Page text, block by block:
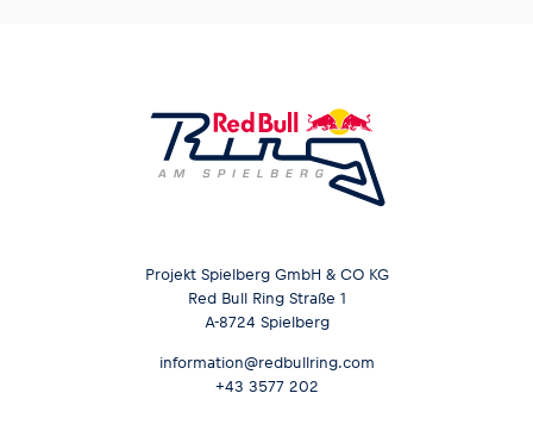
Projekt Spielberg GmbH & CO KG
Red Bull Ring Straße 1
A-8724 Spielberg
information@redbullring.com
+43 3577 202